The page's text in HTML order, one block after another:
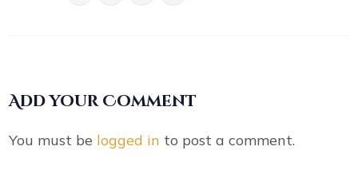
Add your Comment
You must be logged in to post a comment.